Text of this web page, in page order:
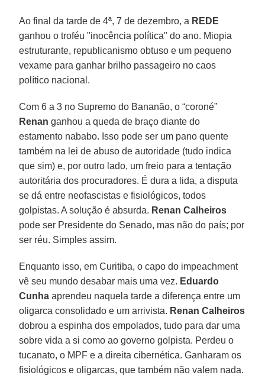
Ao final da tarde de 4ª, 7 de dezembro, a REDE
ganhou o troféu "inocência política" do ano. Miopia
estruturante, republicanismo obtuso e um pequeno
vexame para ganhar brilho passageiro no caos
político nacional.
Com 6 a 3 no Supremo do Bananão, o “coroné”
Renan ganhou a queda de braço diante do
estamento nababo. Isso pode ser um pano quente
também na lei de abuso de autoridade (tudo indica
que sim) e, por outro lado, um freio para a tentação
autoritária dos procuradores. É dura a lida, a disputa
se dá entre neofascistas e fisiológicos, todos
golpistas. A solução é absurda. Renan Calheiros
pode ser Presidente do Senado, mas não do país; por
ser réu. Simples assim.
Enquanto isso, em Curitiba, o capo do impeachment
vê seu mundo desabar mais uma vez. Eduardo
Cunha aprendeu naquela tarde a diferença entre um
oligarca consolidado e um arrivista. Renan Calheiros
dobrou a espinha dos empolados, tudo para dar uma
sobre vida a si como ao governo golpista. Perdeu o
tucanato, o MPF e a direita cibernética. Ganharam os
fisiológicos e oligarcas, que também não valem nada.